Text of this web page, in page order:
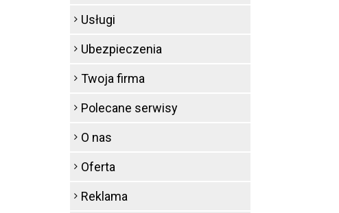
Usługi
Ubezpieczenia
Twoja firma
Polecane serwisy
O nas
Oferta
Reklama